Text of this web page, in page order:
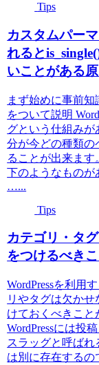
Tips
カスタムパー
れると
いことがある
まず始めに事前
をついて説明
グという仕組みが
分が今どの種類の
ることが出来ます
下のようなものが
…...
Tips
カテゴリ・タ
をつけるべき
WordPressを利用
リやタグは欠か
けておくべきこと
WordPressには投
スラッグと呼ば
は別に存在するの